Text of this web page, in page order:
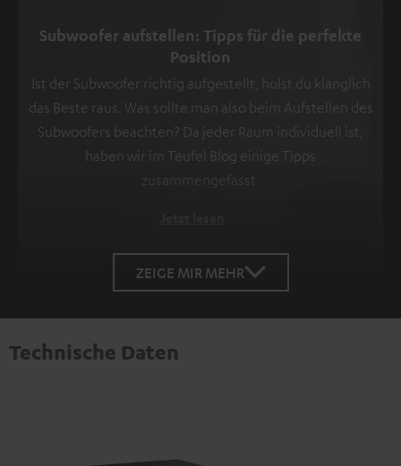
Subwoofer aufstellen: Tipps für die perfekte
Position
Ist der Subwoofer richtig aufgestellt, holst du klanglich
das Beste raus. Was sollte man also beim Aufstellen des
Subwoofers beachten? Da jeder Raum individuell ist,
haben wir im Teufel Blog einige Tipps
zusammengefasst.
ZEIGE MIR MEHR
Technische Daten